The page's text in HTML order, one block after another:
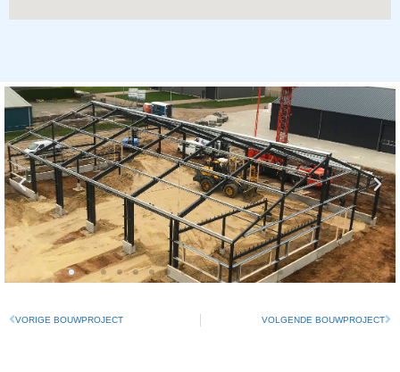
VORIGE BOUWPROJECT VOLGENDE BOUWPROJECT